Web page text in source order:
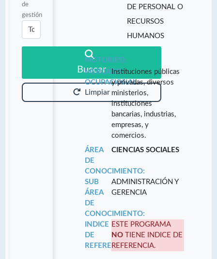
de
gestión
Buscar
Limpiar
DE PERSONAL O
RECURSOS
HUMANOS
MOTOR(ES):
MERCADO
OCUPACIONAL:
Instituciones públicas
y privadas, diversos
ministerios,
instituciones
bancarias, industrias,
empresas, y
comercios.
ÁREA
DE
CONOCIMIENTO:
CIENCIAS SOCIALES
SUB
ÁREA
DE
CONOCIMIENTO:
ADMINISTRACIÓN Y
GERENCIA
INDICE
DE
REFERENCIA:
ESTE PROGRAMA
NO TIENE INDICE DE
REFERENCIA.